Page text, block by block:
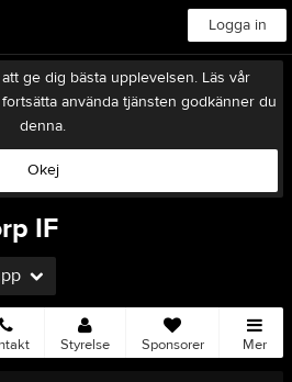
Logga in
ge dig bästa upplevelsen. Läs vår
använda tjänsten godkänner du
denna.
Okej
IF
Styrelse Sponsorer Mer